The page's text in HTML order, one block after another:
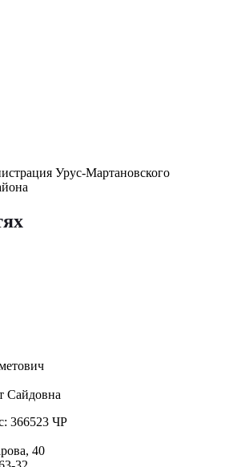
Урус-Мартановского
Сайдовна
366523 ЧР
40